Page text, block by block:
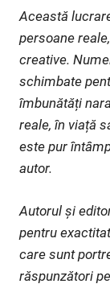
Această
persoane
creative.
schimbate
îmbunătăți
reale, în viață
este pur
autor.
Autorul și
pentru
care sunt
răspunzători